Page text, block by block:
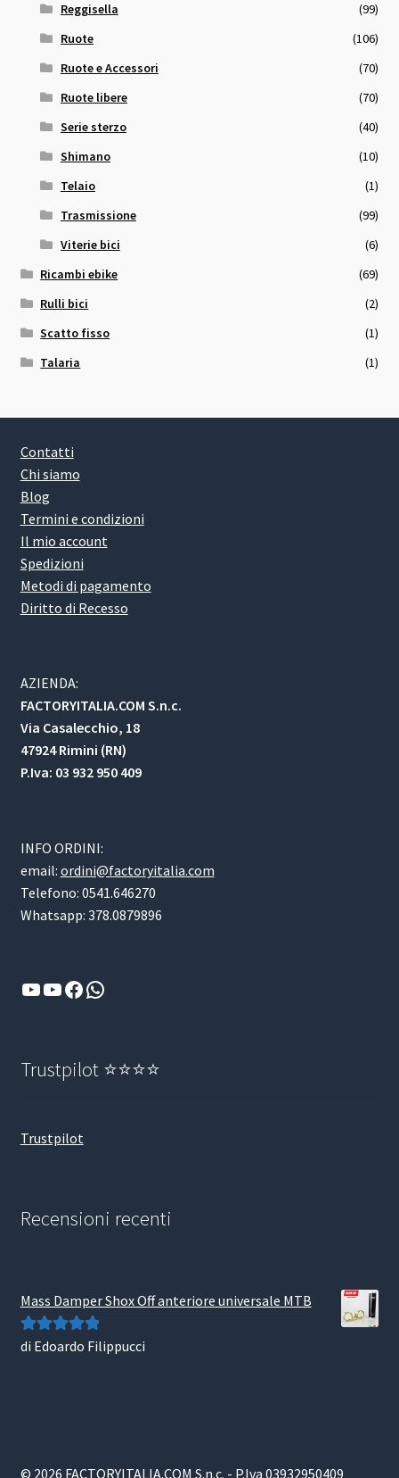
Reggisella
(99)
Ruote
(106)
Ruote e Accessori
(70)
Ruote libere
(70)
Serie sterzo
(40)
Shimano
(10)
Telaio
(1)
Trasmissione
(99)
Viterie bici
(6)
Ricambi ebike
(69)
Rulli bici
(2)
Scatto fisso
(1)
Talaria
(1)
Contatti
Chi siamo
Blog
Termini e condizioni
Il mio account
Spedizioni
Metodi di pagamento
Diritto di Recesso
AZIENDA:
FACTORYITALIA.COM S.n.c.
Via Casalecchio, 18
47924 Rimini (RN)
P.Iva: 03 932 950 409
INFO ORDINI:
email: ordini@factoryitalia.com
Telefono: 0541.646270
Whatsapp: 378.0879896
YouTube
YouTube
Facebook
WhatsApp
Trustpilot ⭐⭐⭐⭐
Trustpilot
Recensioni recenti
Mass Damper Shox Off anteriore universale MTB
Valutato5su
di Edoardo Filippucci
© 2026 FACTORYITALIA.COM S.n.c. - P.Iva 03932950409